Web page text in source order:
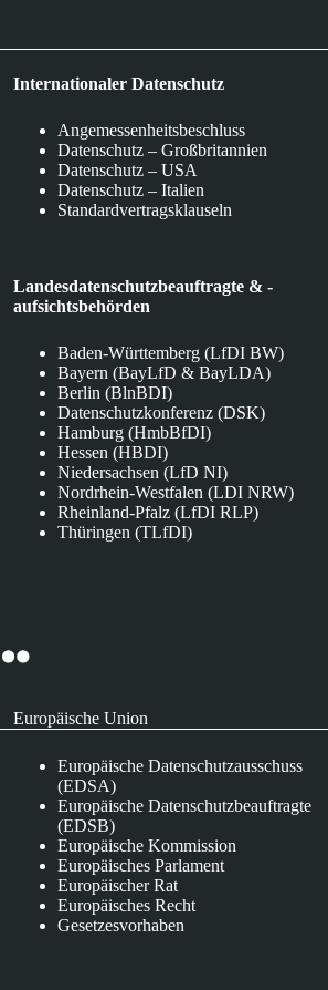
Internationaler Datenschutz
Angemessenheitsbeschluss
Datenschutz – Großbritannien
Datenschutz – USA
Datenschutz – Italien
Standardvertragsklauseln
Landesdatenschutzbeauftragte & -
aufsichtsbehörden
Baden-Württemberg (LfDI BW)
Bayern (BayLfD & BayLDA)
Berlin (BlnBDI)
Datenschutzkonferenz (DSK)
Hamburg (HmbBfDI)
Hessen (HBDI)
Niedersachsen (LfD NI)
Nordrhein-Westfalen (LDI NRW)
Rheinland-Pfalz (LfDI RLP)
Thüringen (TLfDI)
Europäische Union
Europäische Datenschutzausschuss
(EDSA)
Europäische Datenschutzbeauftragte
(EDSB)
Europäische Kommission
Europäisches Parlament
Europäischer Rat
Europäisches Recht
Gesetzesvorhaben